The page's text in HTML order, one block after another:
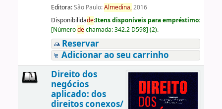
Editora:São Paulo:Almedina,2016
Disponibilidade:Itens disponíveis para empréstimo:
[Númerodechamada:342.2 D598] (2).
Reservar
Adicionar ao seu carrinho
Direito dos
negócios
aplicado: dos
direitos conexos/